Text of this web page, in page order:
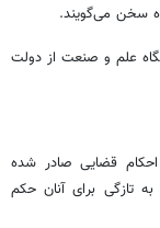
‌سخن‌ می‌گویند.
علم و صنعت از دولت
قضایی صادر شده‌
تازگی برای آنان حکم